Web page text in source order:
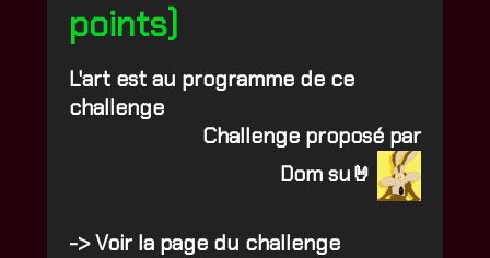
points)
L'art est au programme de ce
challenge
Challenge proposé par
Dom su🤘
->Voir la page du challenge